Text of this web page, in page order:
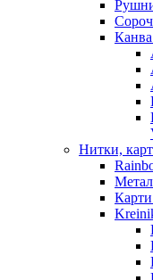
Нитки,